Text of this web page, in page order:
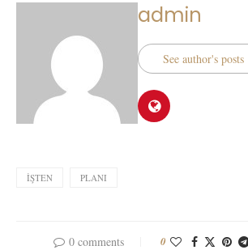
admin
See author's posts
İŞTEN PLANI
0 comments 0